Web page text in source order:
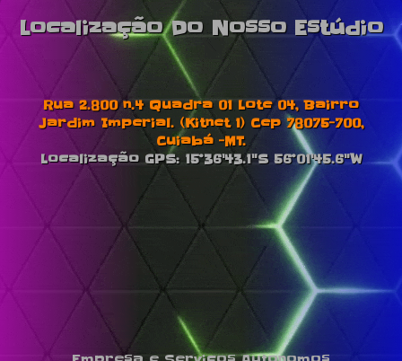
Localização Do Nosso Estúdio
Rua 2.800 n.4 Quadra 01 Lote 04, Bairro
Jardim Imperial. (Kitnet 1) Cep 78075-700,
Cuiabá -MT.
Localização GPS: 15°36'43.1"S 56°01'45.6"W